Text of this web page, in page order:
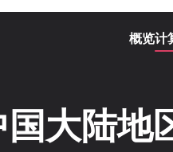
概览计
大陆地